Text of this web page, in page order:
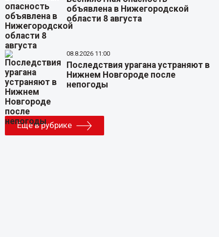
объявлена в Нижегородской
области 8 августа
08.8.2026 11:00
Последствия урагана устраняют в
Нижнем Новгороде после
непогоды
Еще в рубрике